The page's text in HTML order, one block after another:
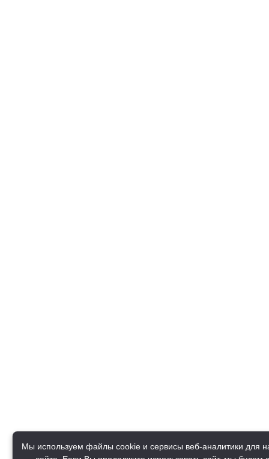
Мы используем файлы cookie и сервисы веб-аналитики для